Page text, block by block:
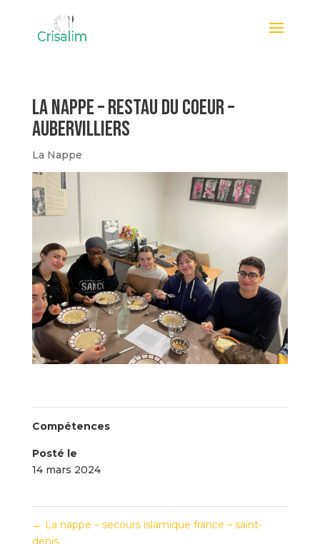
La nappe – restau du coeur –
aubervilliers
La Nappe
Compétences
Posté le
14 mars 2024
← La nappe – secours islamique france – saint-
denis